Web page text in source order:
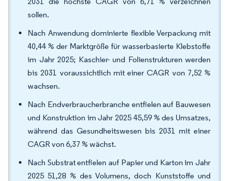
sollen.
Nach Anwendung dominierte flexible Verpackung mit
40,44 % der Marktgröße für wasserbasierte Klebstoffe
im Jahr 2025; Kaschier- und Folienstrukturen werden
bis 2031 voraussichtlich mit einer CAGR von 7,52 %
wachsen.
Nach Endverbraucherbranche entfielen auf Bauwesen
und Konstruktion im Jahr 2025 45,59 % des Umsatzes,
während das Gesundheitswesen bis 2031 mit einer
CAGR von 6,37 % wächst.
Nach Substrat entfielen auf Papier und Karton im Jahr
2025 51,28 % des Volumens, doch Kunststoffe und